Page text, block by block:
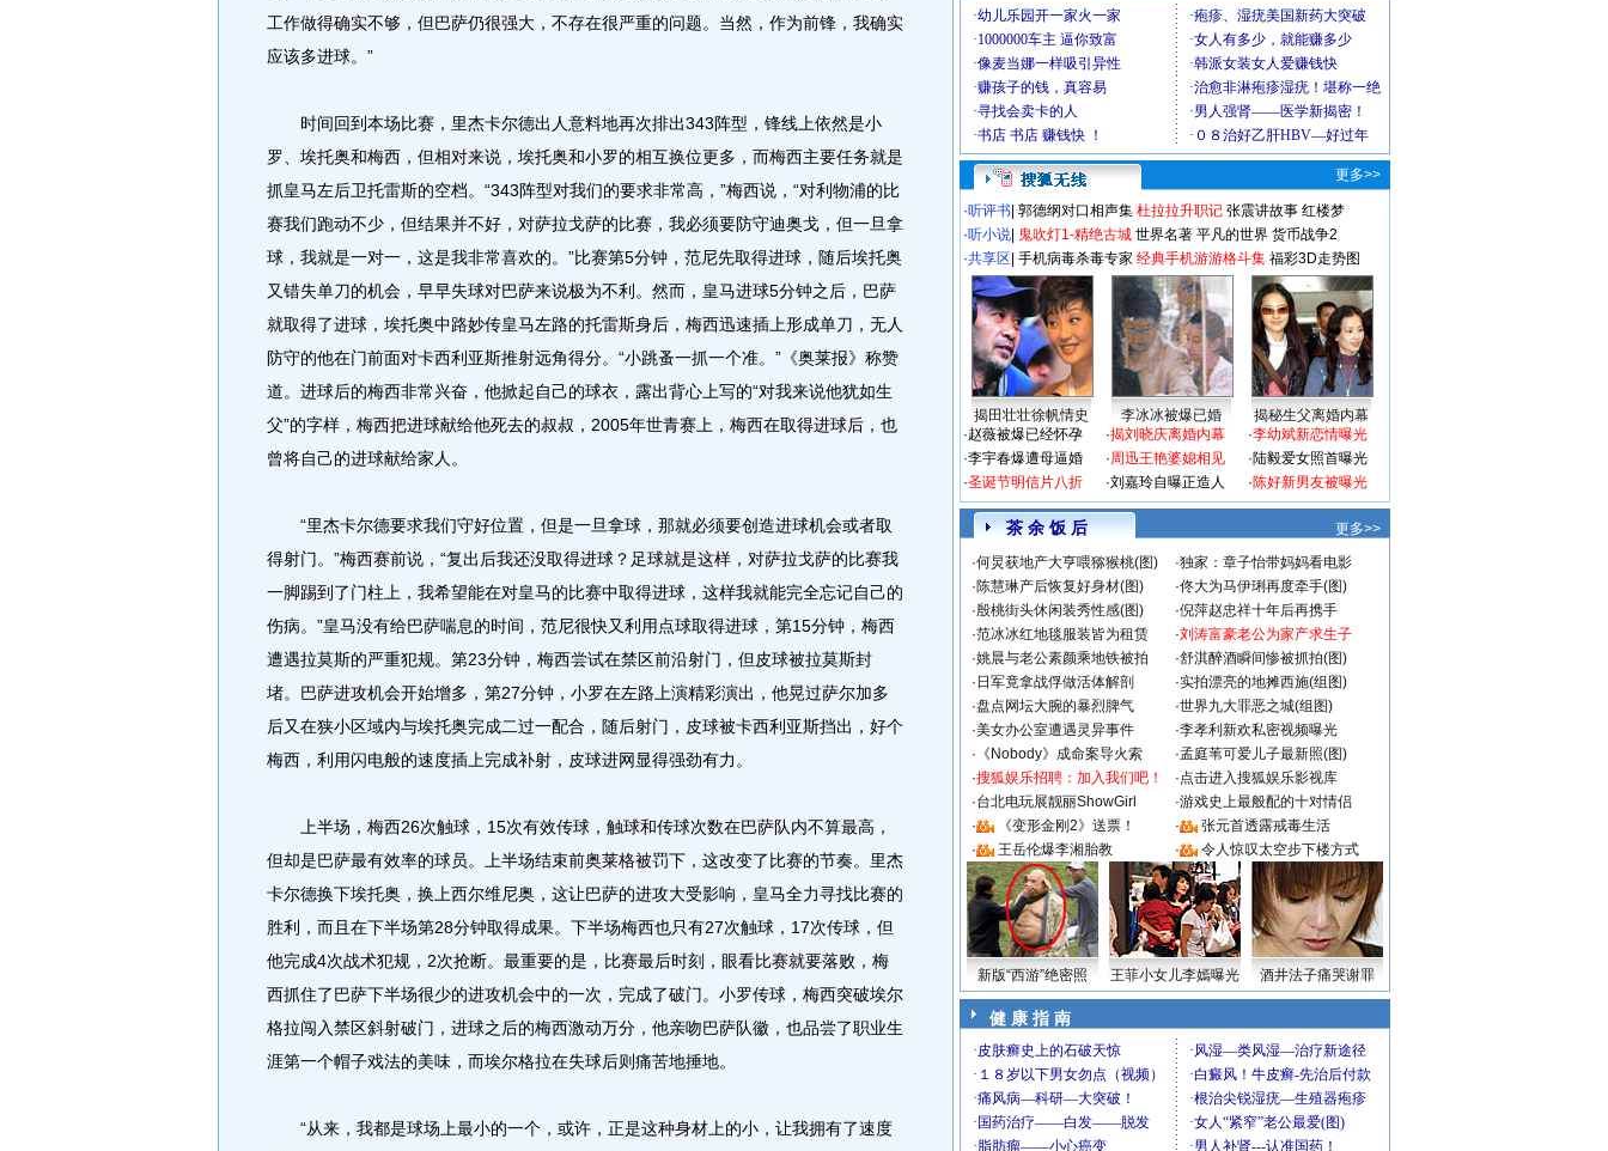
工作做得确实不够，但巴萨仍很强大，不存在很严重的问题。当然，作为前锋，我确实
应该多进球。”
时间回到本场比赛，里杰卡尔德出人意料地再次排出343阵型，锋线上依然是小
罗、埃托奥和梅西，但相对来说，埃托奥和小罗的相互换位更多，而梅西主要任务就是
抓皇马左后卫托雷斯的空档。“343阵型对我们的要求非常高，”梅西说，“对利物浦的比
赛我们跑动不少，但结果并不好，对萨拉戈萨的比赛，我必须要防守迪奥戈，但一旦拿
球，我就是一对一，这是我非常喜欢的。”比赛第5分钟，范尼先取得进球，随后埃托奥
又错失单刀的机会，早早失球对巴萨来说极为不利。然而，皇马进球5分钟之后，巴萨
就取得了进球，埃托奥中路妙传皇马左路的托雷斯身后，梅西迅速插上形成单刀，无人
防守的他在门前面对卡西利亚斯推射远角得分。“小跳蚤一抓一个准。”《奥莱报》称赞
道。进球后的梅西非常兴奋，他掀起自己的球衣，露出背心上写的“对我来说他犹如生
父”的字样，梅西把进球献给他死去的叔叔，2005年世青赛上，梅西在取得进球后，也
曾将自己的进球献给家人。
“里杰卡尔德要求我们守好位置，但是一旦拿球，那就必须要创造进球机会或者取
得射门。”梅西赛前说，“复出后我还没取得进球？足球就是这样，对萨拉戈萨的比赛我
一脚踢到了门柱上，我希望能在对皇马的比赛中取得进球，这样我就能完全忘记自己的
伤病。”皇马没有给巴萨喘息的时间，范尼很快又利用点球取得进球，第15分钟，梅西
遭遇拉莫斯的严重犯规。第23分钟，梅西尝试在禁区前沿射门，但皮球被拉莫斯封
堵。巴萨进攻机会开始增多，第27分钟，小罗在左路上演精彩演出，他晃过萨尔加多
后又在狭小区域内与埃托奥完成二过一配合，随后射门，皮球被卡西利亚斯挡出，好个
梅西，利用闪电般的速度插上完成补射，皮球进网显得强劲有力。
上半场，梅西26次触球，15次有效传球，触球和传球次数在巴萨队内不算最高，
但却是巴萨最有效率的球员。上半场结束前奥莱格被罚下，这改变了比赛的节奏。里杰
卡尔德换下埃托奥，换上西尔维尼奥，这让巴萨的进攻大受影响，皇马全力寻找比赛的
胜利，而且在下半场第28分钟取得成果。下半场梅西也只有27次触球，17次传球，但
他完成4次战术犯规，2次抢断。最重要的是，比赛最后时刻，眼看比赛就要落败，梅
西抓住了巴萨下半场很少的进攻机会中的一次，完成了破门。小罗传球，梅西突破埃尔
格拉闯入禁区斜射破门，进球之后的梅西激动万分，他亲吻巴萨队徽，也品尝了职业生
涯第一个帽子戏法的美味，而埃尔格拉在失球后则痛苦地捶地。
“从来，我都是球场上最小的一个，或许，正是这种身材上的小，让我拥有了速度
更多>>
·听评书 郭德纲对口相声集 杜拉拉升职记 张震讲故事 红楼梦
·听小说 鬼吹灯1-精绝古城 世界名著 平凡的世界 货币战争2
·共享区 手机病毒杀毒专家 经典手机游游格斗集 福彩3D走势图
揭田壮壮徐帆情史 李冰冰被爆已婚
揭秘生父离婚内幕
·赵薇被爆已经怀孕
·李宇春爆遭母逼婚
·圣诞节明信片八折
·揭刘晓庆离婚内幕
·周迅王艳婆媳相见
·刘嘉玲自曝正造人
·李幼斌新恋情曝光
·陆毅爱女照首曝光
·陈好新男友被曝光
茶 余 饭 后
更多>>
·何炅获地产大亨喂猕猴桃(图) ·独家：章子怡带妈妈看电影
·陈慧琳产后恢复好身材(图) ·佟大为马伊琍再度牵手(图)
·殷桃街头休闲装秀性感(图) ·倪萍赵忠祥十年后再携手
·范冰冰红地毯服装皆为租赁 ·刘涛富豪老公为家产求生子
·姚晨与老公素颜乘地铁被拍 ·舒淇醉酒瞬间惨被抓拍(图)
· 日军竟拿战俘做活体解剖 ·实拍漂亮的地摊西施(组图)
·盘点网坛大腕的暴烈脾气 ·世界九大罪恶之城(组图)
·美女办公室遭遇灵异事件 ·李孝利新欢私密视频曝光
· 《Nobody》成命案导火索 ·孟庭苇可爱儿子最新照(图)
·搜狐娱乐招聘：加入我们吧！ ·点击进入搜狐娱乐影视库
·台北电玩展靓丽ShowGirl ·游戏史上最般配的十对情侣
·
《变形金刚2》送票！ ·
张元首透露戒毒生活
·
王岳伦爆李湘胎教 · 令人惊叹太空步下楼方式
新版“西游”绝密照 王菲小女儿李嫣曝光 酒井法子痛哭谢罪
健 康 指 南